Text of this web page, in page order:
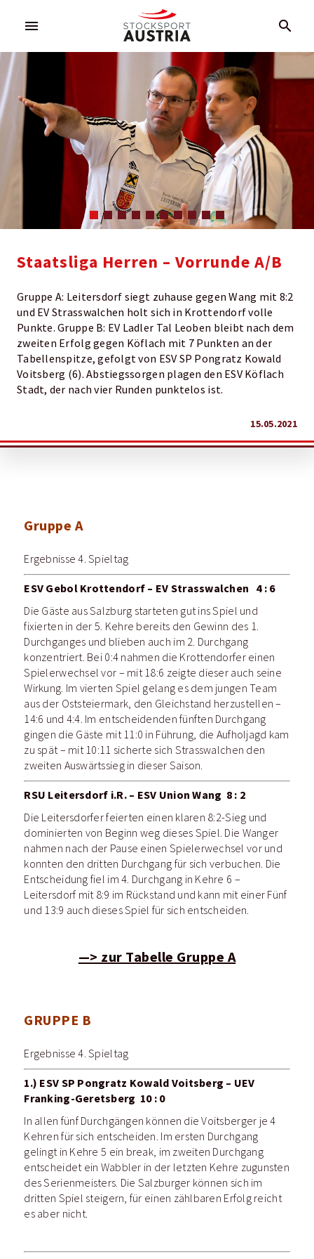
menu search
Staatsliga Herren – Vorrunde A/B
Gruppe A: Leitersdorf siegt zuhause gegen Wang mit 8:2
und EV Strasswalchen holt sich in Krottendorf volle
Punkte. Gruppe B: EV Ladler Tal Leoben bleibt nach dem
zweiten Erfolg gegen Köflach mit 7 Punkten an der
Tabellenspitze, gefolgt von ESV SP Pongratz Kowald
Voitsberg (6). Abstiegssorgen plagen den ESV Köflach
Stadt, der nach vier Runden punktelos ist.
15.05.2021
Gruppe A
Ergebnisse 4. Spieltag
ESV Gebol Krottendorf – EV Strasswalchen 4 : 6
Die Gäste aus Salzburg starteten gut ins Spiel und
fixierten in der 5. Kehre bereits den Gewinn des 1.
Durchganges und blieben auch im 2. Durchgang
konzentriert. Bei 0:4 nahmen die Krottendorfer einen
Spielerwechsel vor – mit 18:6 zeigte dieser auch seine
Wirkung. Im vierten Spiel gelang es dem jungen Team
aus der Oststeiermark, den Gleichstand herzustellen –
14:6 und 4:4. Im entscheidenden fünften Durchgang
gingen die Gäste mit 11:0 in Führung, die Aufholjagd kam
zu spät – mit 10:11 sicherte sich Strasswalchen den
zweiten Auswärtssieg in dieser Saison.
RSU Leitersdorf i.R. – ESV Union Wang 8 : 2
Die Leitersdorfer feierten einen klaren 8:2-Sieg und
dominierten von Beginn weg dieses Spiel. Die Wanger
nahmen nach der Pause einen Spielerwechsel vor und
konnten den dritten Durchgang für sich verbuchen. Die
Entscheidung fiel im 4. Durchgang in Kehre 6 –
Leitersdorf mit 8:9 im Rückstand und kann mit einer Fünf
und 13:9 auch dieses Spiel für sich entscheiden.
—> zur Tabelle Gruppe A
GRUPPE B
Ergebnisse 4. Spieltag
1.) ESV SP Pongratz Kowald Voitsberg – UEV
Franking-Geretsberg 10 : 0
In allen fünf Durchgängen können die Voitsberger je 4
Kehren für sich entscheiden. Im ersten Durchgang
gelingt in Kehre 5 ein break, im zweiten Durchgang
entscheidet ein Wabbler in der letzten Kehre zugunsten
des Serienmeisters. Die Salzburger können sich im
dritten Spiel steigern, für einen zählbaren Erfolg reicht
es aber nicht.